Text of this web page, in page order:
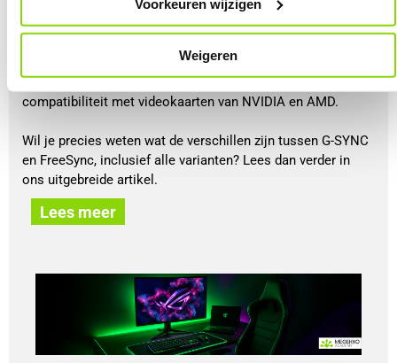
Voorkeuren wijzigen
Weigeren
SYNC en AMD FreeSync. Beide technologieën doen in de
basis hetzelfde, maar verschillen in certificering, functies en
compatibiliteit met videokaarten van NVIDIA en AMD.
Wil je precies weten wat de verschillen zijn tussen G-SYNC
en FreeSync, inclusief alle varianten? Lees dan verder in
ons uitgebreide artikel.
Lees meer